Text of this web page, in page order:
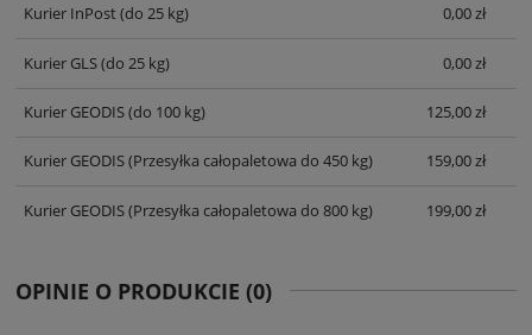
Kurier InPost(do 25 kg) 0,00 zł
Kurier GLS(do 25 kg) 0,00 zł
Kurier GEODIS(do 100 kg) 125,00 zł
Kurier GEODIS(Przesyłka całopaletowa do 450 kg) 159,00 zł
Kurier GEODIS(Przesyłka całopaletowa do 800 kg) 199,00 zł
OPINIE O PRODUKCIE (0)